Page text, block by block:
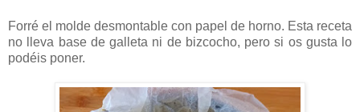
Forré el molde desmontable con papel de horno. Esta receta
no lleva base de galleta ni de bizcocho, pero si os gusta lo
podéis poner.